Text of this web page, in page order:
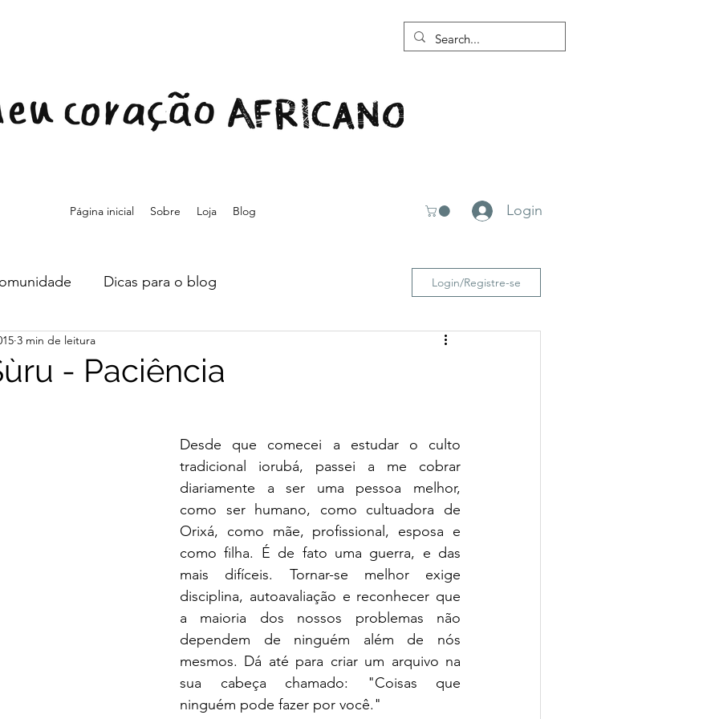
Página inicial Sobre Loja Blog Login
Dicas para o blog Login/Registre-se
- Paciência
3 min de leitura
Desde que comecei a estudar o culto
tradicional iorubá, passei a me cobrar
diariamente a ser uma pessoa melhor,
como ser humano, como cultuadora de
Orixá, como mãe, profissional, esposa e
como filha. É de fato uma guerra, e das
mais difíceis. Tornar-se melhor exige
disciplina, autoavaliação e reconhecer que
a maioria dos nossos problemas não
dependem de ninguém além de nós
mesmos. Dá até para criar um arquivo na
sua cabeça chamado: "Coisas que
ninguém pode fazer por você."